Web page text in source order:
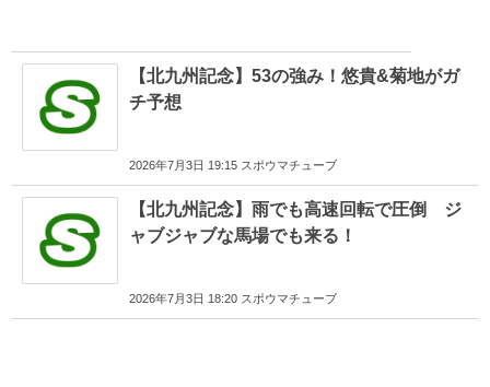
【北九州記念】53の強み！悠貴&菊地がガ
チ予想
2026年7月3日 19:15 スポウマチューブ
【北九州記念】雨でも高速回転で圧倒 ジ
ャブジャブな馬場でも来る！
2026年7月3日 18:20 スポウマチューブ